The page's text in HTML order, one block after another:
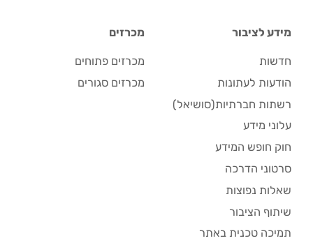
מידע לציבור
חדשות
הודעות לעתונות
רשתות חברתיות(סושיאל)
עלוני מידע
חוק חופש המידע
סרטוני הדרכה
שאלות נפוצות
שיתוף הציבור
תמיכה טכנית באתר
מכרזים
מכרזים פתוחים
מכרזים סגורים